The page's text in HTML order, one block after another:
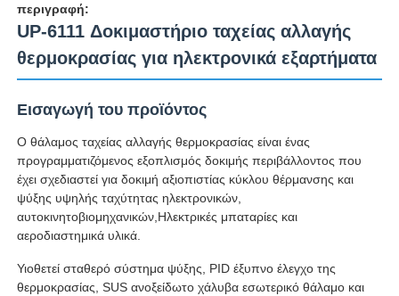
Αρχική Σελίδα
Προϊόντα
περιγραφή:
UP-6111 Δοκιμαστήριο ταχείας αλλαγής
θερμοκρασίας για ηλεκτρονικά εξαρτήματα
Εισαγωγή του προϊόντος
Ο θάλαμος ταχείας αλλαγής θερμοκρασίας είναι ένας
προγραμματιζόμενος εξοπλισμός δοκιμής περιβάλλοντος που
έχει σχεδιαστεί για δοκιμή αξιοπιστίας κύκλου θέρμανσης και
ψύξης υψηλής ταχύτητας ηλεκτρονικών,
αυτοκινητοβιομηχανικών,Ηλεκτρικές μπαταρίες και
αεροδιαστημικά υλικά.
Υιοθετεί σταθερό σύστημα ψύξης, PID έξυπνο έλεγχο της
θερμοκρασίας, SUS ανοξείδωτο χάλυβα εσωτερικό θάλαμο και